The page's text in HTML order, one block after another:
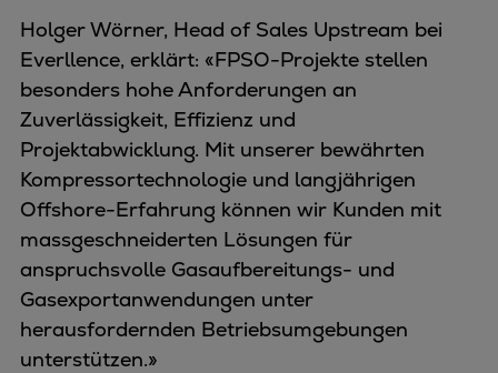
Holger Wörner, Head of Sales Upstream bei
Everllence, erklärt: «FPSO-Projekte stellen
besonders hohe Anforderungen an
Zuverlässigkeit, Effizienz und
Projektabwicklung. Mit unserer bewährten
Kompressortechnologie und langjährigen
Offshore-Erfahrung können wir Kunden mit
massgeschneiderten Lösungen für
anspruchsvolle Gasaufbereitungs- und
Gasexportanwendungen unter
herausfordernden Betriebsumgebungen
unterstützen.»